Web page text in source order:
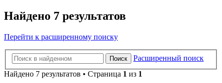
Найдено 7 результатов
Перейти к расширенному поиску
Поиск
Расширенный поиск
Найдено 7 результатов • Страница 1 из 1